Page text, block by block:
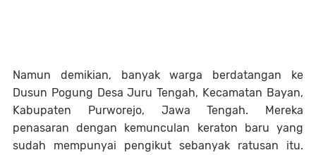
Namun demikian, banyak warga berdatangan ke
Dusun Pogung Desa Juru Tengah, Kecamatan Bayan,
Kabupaten Purworejo, Jawa Tengah. Mereka
penasaran dengan kemunculan keraton baru yang
sudah mempunyai pengikut sebanyak ratusan itu.